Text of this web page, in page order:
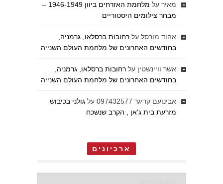
מאיר על
מלחמת האזרחים ביוון 1946-1949 –
מבחר צילומים היסטוריים
אהוד מורסל על רחובות ברסלאו, גרמניה,
בחודשים האחרונים של מלחמת העולם השנייה
אשר וויינשטין על רחובות ברסלאו, גרמניה,
בחודשים האחרונים של מלחמת העולם השנייה
אבינועם קריגר 097432577 על גולני בכיבוש
מזרעת בית ג'אן , הקרב שנשכח
ארכיונים